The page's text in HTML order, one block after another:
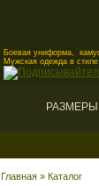
Боевая униформа,
Мужская одежда в
РАЗМЕРЫ
Главная » Каталог